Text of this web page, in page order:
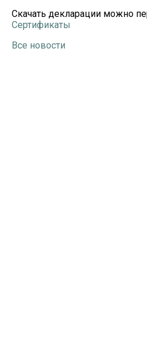
Скачать декларации можно
Сертификаты
Все новости